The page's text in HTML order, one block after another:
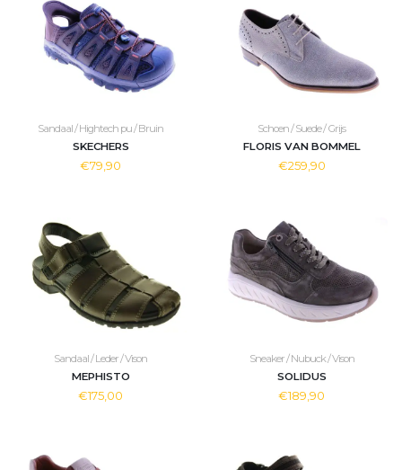
Sandaal / Hightech pu / Bruin
SKECHERS
€79,90
Schoen / Suede / Grijs
FLORIS VAN BOMMEL
€259,90
Sandaal / Leder / Vison
MEPHISTO
€175,00
Sneaker / Nubuck / Vison
SOLIDUS
€189,90